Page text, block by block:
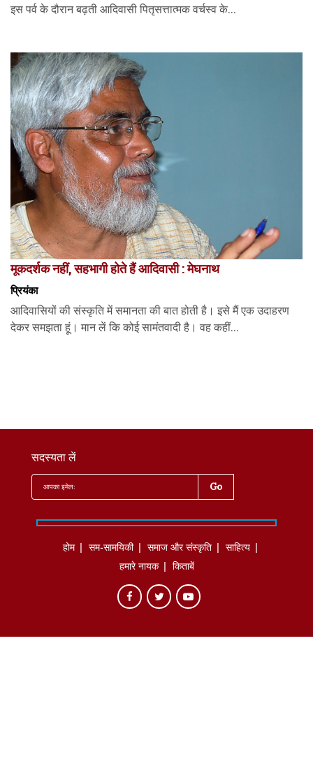
इस पर्व के दौरान बढ़ती आदिवासी पितृसत्तात्मक वर्चस्व के...
मूकदर्शक नहीं, सहभागी होते हैं आदिवासी : मेघनाथ
प्रियंका
आदिवासियों की संस्कृति में समानता की बात होती है। इसे मैं एक उदाहरण
देकर समझता हूं। मान लें कि कोई सामंतवादी है। वह कहीं...
सदस्यता लें
होम सम-सामयिकी समाज और संस्कृति
साहित्‍य
हमारे नायक
किताबें